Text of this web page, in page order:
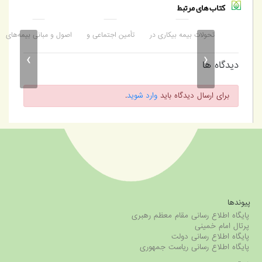
کتاب های مرتبط
تحولات بیمه بیکاری در
تأمین اجتماعی و
اصول و مبانی بیمه‌های
‹
› دیدگاه ها
برای ارسال دیدگاه بایدوارد شوید.
پیوندها
پایگاه اطلاع رسانی مقام معظم رهبری
پرتال امام خمینی
پایگاه اطلاع رسانی دولت
پایگاه اطلاع رسانی ریاست جمهوری